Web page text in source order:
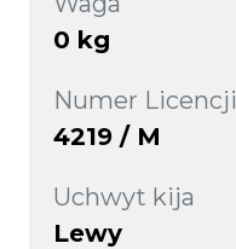
0 kg
Numer Licencji
4219 / M
Uchwyt kija
Lewy